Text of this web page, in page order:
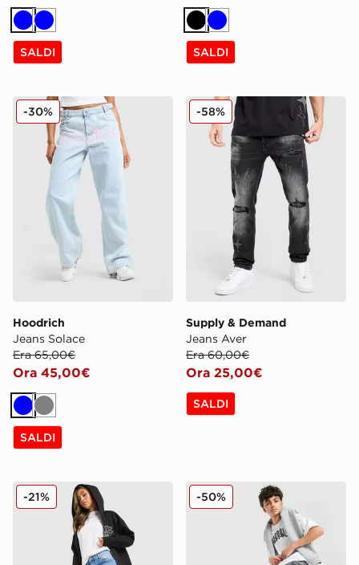
BluBlu
SALDI
Nero
Blu
SALDI
Hoodrich Jeans Solace
Hoodrich
Jeans Solace
Era 65,00€
Ora 45,00€
-30%
BluGrigio
SALDI
Supply & Demand Jeans
Supply & Demand
Jeans Aver
Era 60,00€
Ora 25,00€
-58%
SALDI
Unlike Humans Jorts
-21% Hoodrich Jorts Denim
-50%